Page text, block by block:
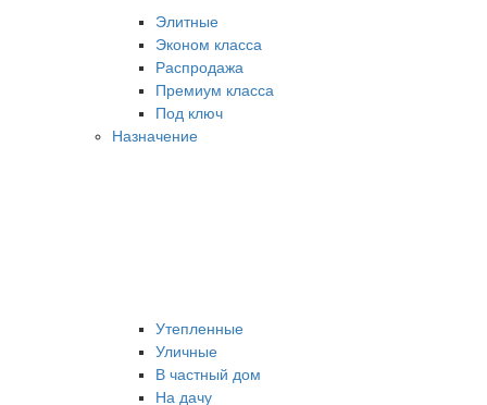
Элитные
Эконом класса
Распродажа
Премиум класса
Под ключ
Назначение
Утепленные
Уличные
В частный дом
На дачу